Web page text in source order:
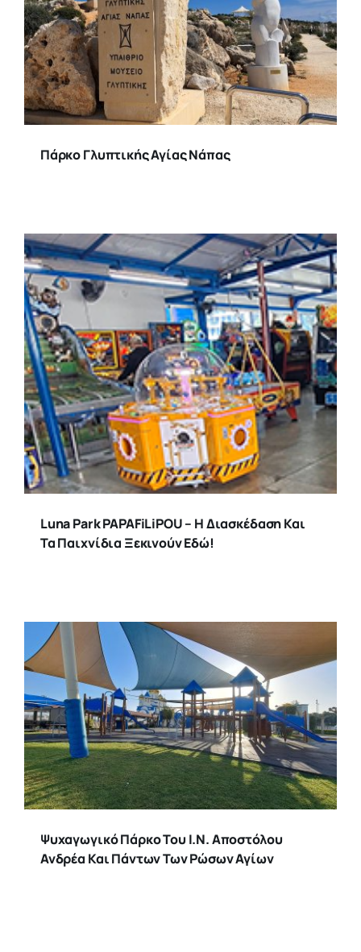
Πάρκο Γλυπτικής Αγίας Νάπας
Luna Park PAPAFiLiPOU – Η Διασκέδαση Και
Τα Παιχνίδια Ξεκινούν Εδώ!
Ψυχαγωγικό Πάρκο Του Ι.Ν. Αποστόλου
Ανδρέα Και Πάντων Των Ρώσων Αγίων